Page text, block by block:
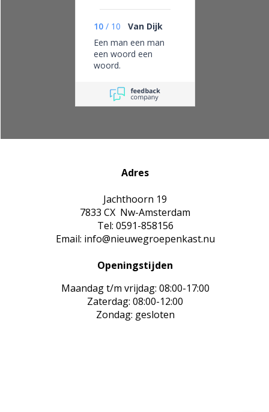
10 / 10
Van Dijk
Een man een man
een woord een
woord.
Adres
Jachthoorn 19
7833 CX Nw-Amsterdam
Tel: 0591-858156
Email: info@nieuwegroepenkast.nu
Openingstijden
Maandag t/m vrijdag: 08:00-17:00
Zaterdag: 08:00-12:00
Zondag: gesloten